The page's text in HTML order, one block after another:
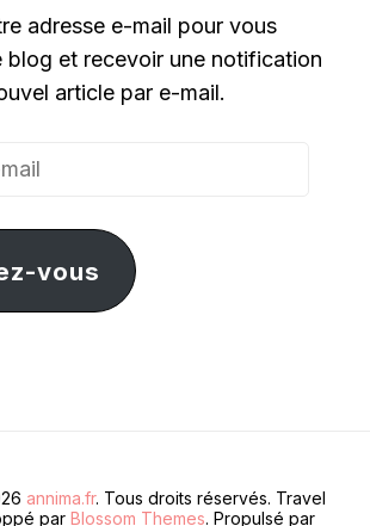
adresse e-mail pour vous
blog et recevoir une notification
article par e-mail.
vous
annima.fr. Tous droits réservés. Travel
par Blossom Themes. Propulsé par